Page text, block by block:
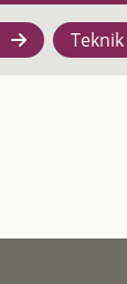
Teknik